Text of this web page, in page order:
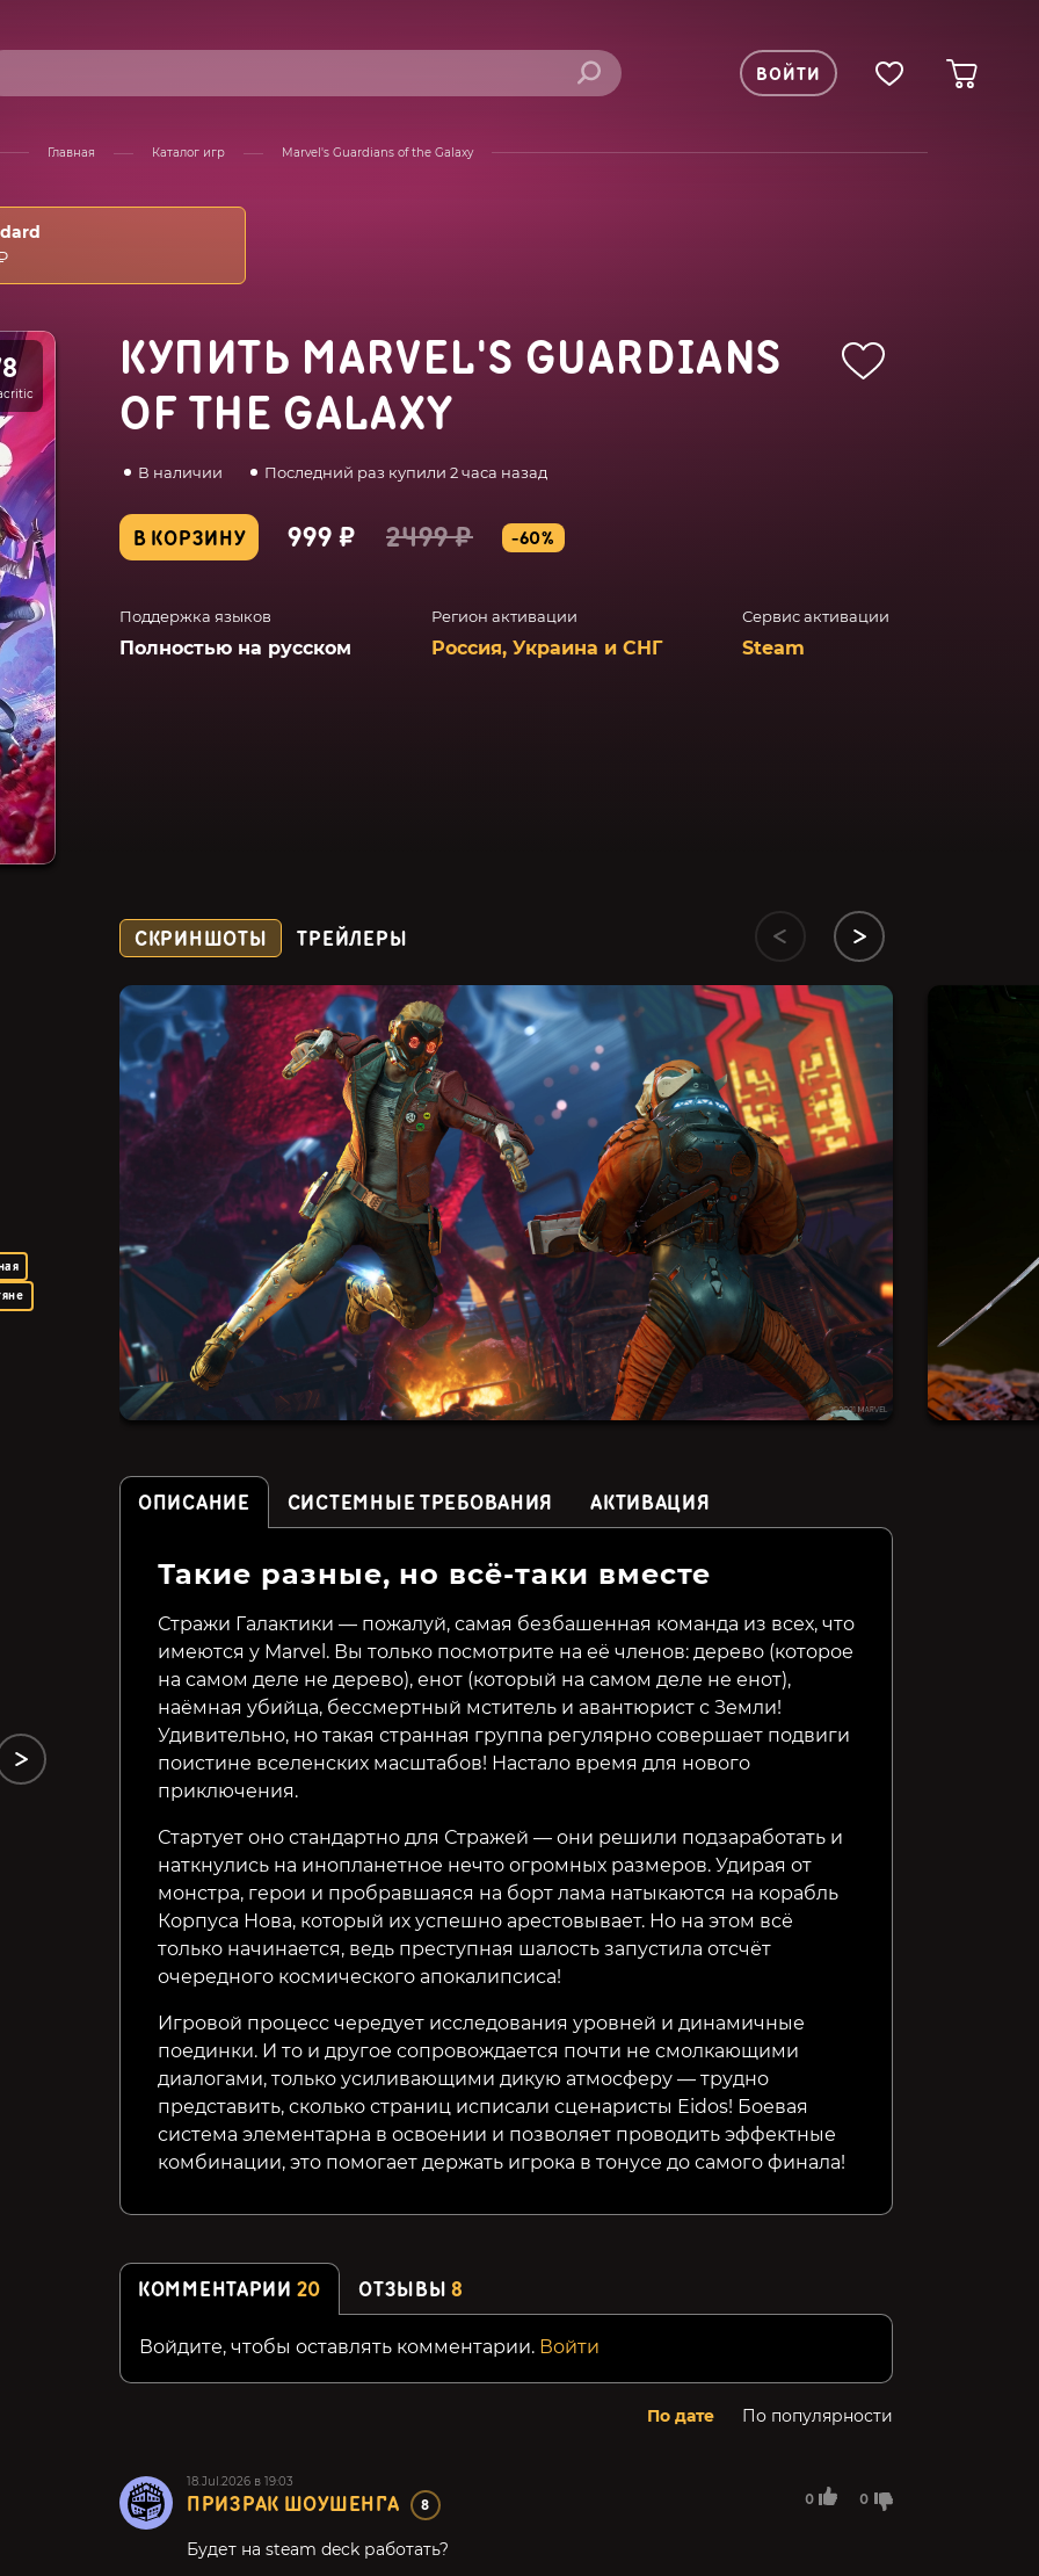
ВОЙТИ
Главная Каталог игр Marvel's Guardians of the Galaxy
КУПИТЬ MARVEL'S GUARDIANS
OF THE GALAXY
В наличии Последний раз купили 2 часа назад
В КОРЗИНУ 999 ₽ 2499 ₽ -60%
Поддержка языков
Полностью на русском
Регион активации
Россия, Украина и СНГ
Сервис активации
Steam
СКРИНШОТЫ ТРЕЙЛЕРЫ
45%
DRAGON BALL: THE
219₽ 74% 299₽ 299₽
ОПИСАНИЕ СИСТЕМНЫЕ ТРЕБОВАНИЯ АКТИВАЦИЯ
Такие разные, но всё-таки вместе
Стражи Галактики — пожалуй, самая безбашенная команда из всех, что
имеются у Marvel. Вы только посмотрите на её членов: дерево (которое
на самом деле не дерево), енот (который на самом деле не енот),
наёмная убийца, бессмертный мститель и авантюрист с Земли!
Удивительно, но такая странная группа регулярно совершает подвиги
поистине вселенских масштабов! Настало время для нового
приключения.
Стартует оно стандартно для Стражей — они решили подзаработать и
наткнулись на инопланетное нечто огромных размеров. Удирая от
монстра, герои и пробравшаяся на борт лама натыкаются на корабль
Корпуса Нова, который их успешно арестовывает. Но на этом всё
только начинается, ведь преступная шалость запустила отсчёт
очередного космического апокалипсиса!
Игровой процесс чередует исследования уровней и динамичные
поединки. И то и другое сопровождается почти не смолкающими
диалогами, только усиливающими дикую атмосферу — трудно
представить, сколько страниц исписали сценаристы Eidos! Боевая
система элементарна в освоении и позволяет проводить эффектные
комбинации, это помогает держать игрока в тонусе до самого финала!
КОММЕНТАРИИ 20 ОТЗЫВЫ8
Войдите, чтобы оставлять комментарии. Войти
По дате По популярности
18.Jul.2026 в 19:03
ПРИЗРАК ШОУШЕНГА 8 0 0
Будет на steam deck работать?